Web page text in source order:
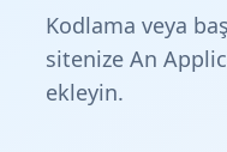
Kodlama veya
sitenize An
ekleyin.